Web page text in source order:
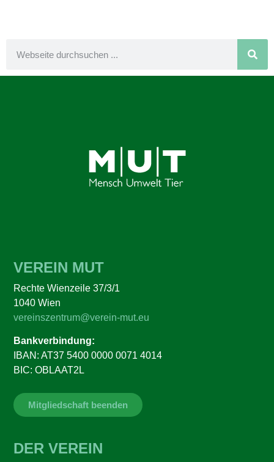
VEREIN MUT
Rechte Wienzeile 37/3/1
1040 Wien
vereinszentrum@verein-mut.eu
Bankverbindung:
IBAN: AT37 5400 0000 0071 4014
BIC: OBLAAT2L
Mitgliedschaft beenden
DER VEREIN